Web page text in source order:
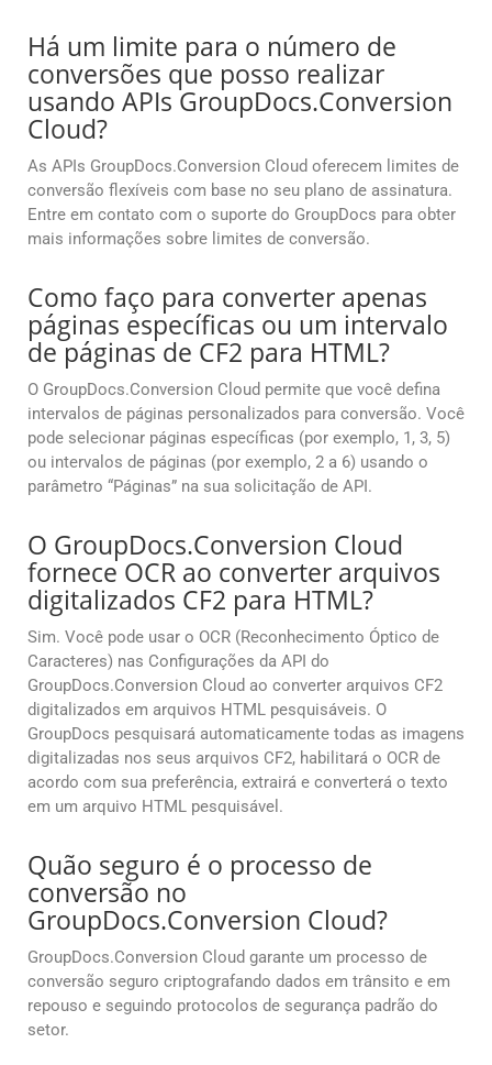
Há um limite para o número de
conversões que posso realizar
usando APIs GroupDocs.Conversion
Cloud?
As APIs GroupDocs.Conversion Cloud oferecem limites de
conversão flexíveis com base no seu plano de assinatura.
Entre em contato com o suporte do GroupDocs para obter
mais informações sobre limites de conversão.
Como faço para converter apenas
páginas específicas ou um intervalo
de páginas de CF2 para HTML?
O GroupDocs.Conversion Cloud permite que você defina
intervalos de páginas personalizados para conversão. Você
pode selecionar páginas específicas (por exemplo, 1, 3, 5)
ou intervalos de páginas (por exemplo, 2 a 6) usando o
parâmetro “Páginas” na sua solicitação de API.
O GroupDocs.Conversion Cloud
fornece OCR ao converter arquivos
digitalizados CF2 para HTML?
Sim. Você pode usar o OCR (Reconhecimento Óptico de
Caracteres) nas Configurações da API do
GroupDocs.Conversion Cloud ao converter arquivos CF2
digitalizados em arquivos HTML pesquisáveis. O
GroupDocs pesquisará automaticamente todas as imagens
digitalizadas nos seus arquivos CF2, habilitará o OCR de
acordo com sua preferência, extrairá e converterá o texto
em um arquivo HTML pesquisável.
Quão seguro é o processo de
conversão no
GroupDocs.Conversion Cloud?
GroupDocs.Conversion Cloud garante um processo de
conversão seguro criptografando dados em trânsito e em
repouso e seguindo protocolos de segurança padrão do
setor.